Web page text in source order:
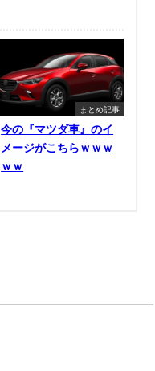
まとめ記事
今の『マツダ車』のイ
メージがこちらｗｗｗ
ｗｗ